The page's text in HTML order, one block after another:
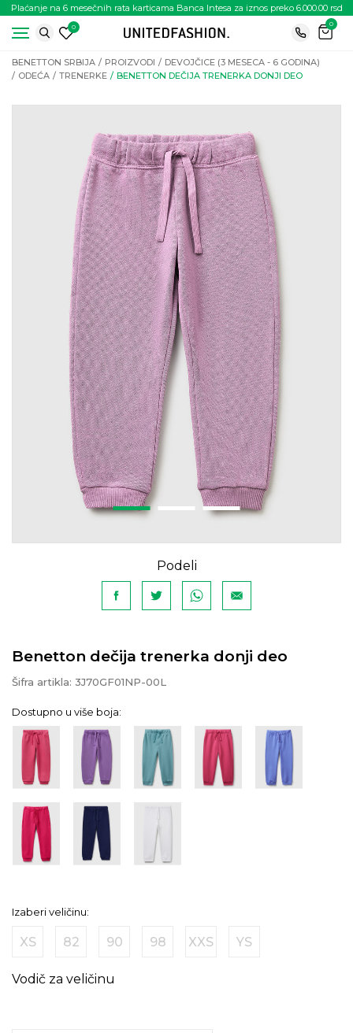
Plaćanje na 6 mesečnih rata karticama Banca Intesa za iznos preko 6.000.00 rsd
0
0
BENETTON SRBIJA PROIZVODI
DEVOJČICE (3 MESECA - 6 GODINA)
ODEĆA
TRENERKE BENETTON DEČIJA TRENERKA DONJI DEO
Podeli
Benetton dečija trenerka donji deo
Šifra artikla: 3J70GF01NP-00L
Dostupno u više boja:
Izaberi veličinu:
XS 82 90 98 XXS YS
Vodič za veličinu